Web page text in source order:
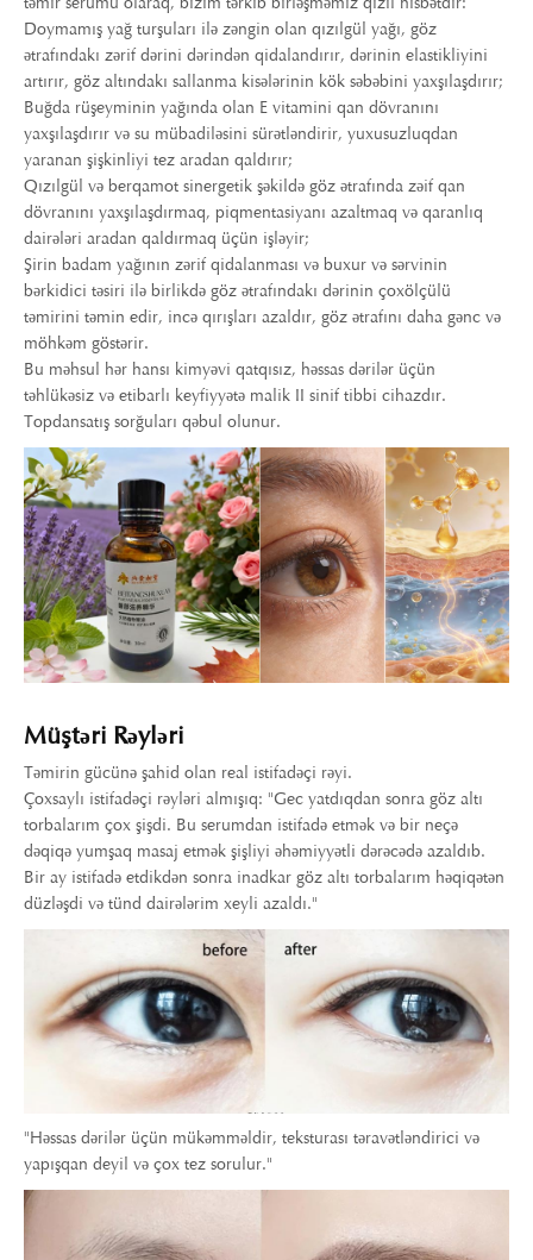
Doymamış yağ turşuları ilə zəngin olan qızılgül yağı, göz
ətrafındakı zərif dərini dərindən qidalandırır, dərinin elastikliyini
artırır, göz altındakı sallanma kisələrinin kök səbəbini yaxşılaşdırır;
Buğda rüşeyminin yağında olan E vitamini qan dövranını
yaxşılaşdırır və su mübadiləsini sürətləndirir, yuxusuzluqdan
yaranan şişkinliyi tez aradan qaldırır;
Qızılgül və berqamot sinergetik şəkildə göz ətrafında zəif qan
dövranını yaxşılaşdırmaq, piqmentasiyanı azaltmaq və qaranlıq
dairələri aradan qaldırmaq üçün işləyir;
Şirin badam yağının zərif qidalanması və buxur və sərvinin
bərkidici təsiri ilə birlikdə göz ətrafındakı dərinin çoxölçülü
təmirini təmin edir, incə qırışları azaldır, göz ətrafını daha gənc və
möhkəm göstərir.
Bu məhsul hər hansı kimyəvi qatqısız, həssas dərilər üçün
təhlükəsiz və etibarlı keyfiyyətə malik II sinif tibbi cihazdır.
Topdansatış sorğuları qəbul olunur.
Müştəri Rəyləri
Təmirin gücünə şahid olan real istifadəçi rəyi.
Çoxsaylı istifadəçi rəyləri almışıq: "Gec yatdıqdan sonra göz altı
torbalarım çox şişdi. Bu serumdan istifadə etmək və bir neçə
dəqiqə yumşaq masaj etmək şişliyi əhəmiyyətli dərəcədə azaldıb.
Bir ay istifadə etdikdən sonra inadkar göz altı torbalarım həqiqətən
düzləşdi və tünd dairələrim xeyli azaldı."
"Həssas dərilər üçün mükəmməldir, teksturası təravətləndirici və
yapışqan deyil və çox tez sorulur."